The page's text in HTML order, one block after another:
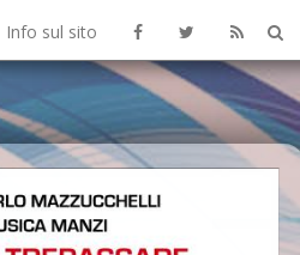
Info sul sito